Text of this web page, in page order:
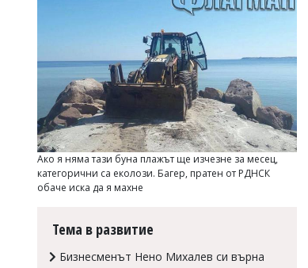
Веселин
v.vasilev@flagman.bg
Касабова,
k.kassabova@flagman.bg
Главен
редактор:
Ако я няма тази буна плажът ще изчезне за месец,
категорични са еколози. Багер, пратен от РДНСК
обаче иска да я махне
Тема в развитие
Бизнесменът Нено Михалев си върна